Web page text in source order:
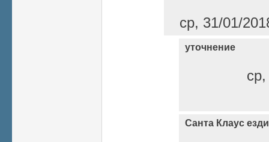
ср, 31/01/
уточнение
Санта Клаус